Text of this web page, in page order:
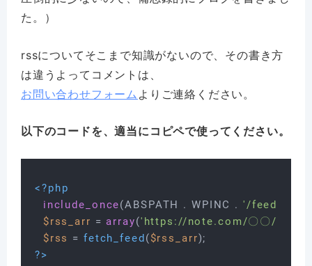
た。）
rssについてそこまで知識がないので、その書き方
は違うよってコメントは、
お問い合わせフォーム よりご連絡ください。
以下のコードを、適当にコピペで使ってください。
<?php
include_once(ABSPATH . WPINC . '/feed.php'
$rss_arr = array('https://note.com/〇〇/rss'
$rss = fetch_feed($rss_arr
?>